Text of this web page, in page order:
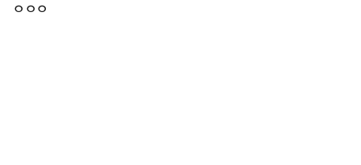
ㅇㅇㅇ